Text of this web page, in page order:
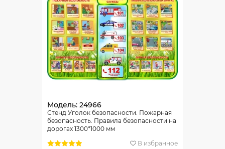
Модель: 24966
Стенд Уголок безопасности. Пожарная
безопасность. Правила безопасности на
дорогах 1300*1000 мм
В избранное